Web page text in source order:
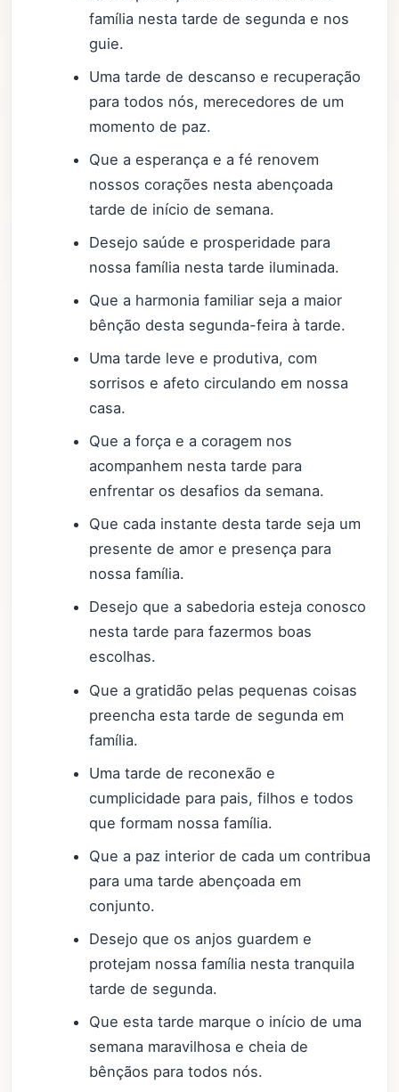
família nesta tarde de segunda e nos
guie.
Uma tarde de descanso e recuperação
para todos nós, merecedores de um
momento de paz.
Que a esperança e a fé renovem
nossos corações nesta abençoada
tarde de início de semana.
Desejo saúde e prosperidade para
nossa família nesta tarde iluminada.
Que a harmonia familiar seja a maior
bênção desta segunda-feira à tarde.
Uma tarde leve e produtiva, com
sorrisos e afeto circulando em nossa
casa.
Que a força e a coragem nos
acompanhem nesta tarde para
enfrentar os desafios da semana.
Que cada instante desta tarde seja um
presente de amor e presença para
nossa família.
Desejo que a sabedoria esteja conosco
nesta tarde para fazermos boas
escolhas.
Que a gratidão pelas pequenas coisas
preencha esta tarde de segunda em
família.
Uma tarde de reconexão e
cumplicidade para pais, filhos e todos
que formam nossa família.
Que a paz interior de cada um contribua
para uma tarde abençoada em
conjunto.
Desejo que os anjos guardem e
protejam nossa família nesta tranquila
tarde de segunda.
Que esta tarde marque o início de uma
semana maravilhosa e cheia de
bênçãos para todos nós.